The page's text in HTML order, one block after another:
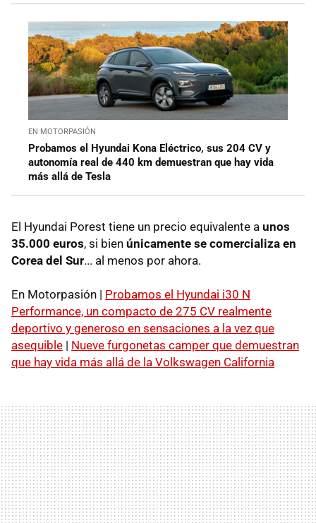
EN MOTORPASIÓN
Probamos el Hyundai Kona Eléctrico, sus 204 CV y
autonomía real de 440 km demuestran que hay vida
más allá de Tesla
El Hyundai Porest tiene un precio equivalente a unos
35.000 euros, si bien únicamente se comercializa en
Corea del Sur... al menos por ahora.
En Motorpasión | Probamos el Hyundai i30 N
Performance, un compacto de 275 CV realmente
deportivo y generoso en sensaciones a la vez que
asequible | Nueve furgonetas camper que demuestran
que hay vida más allá de la Volkswagen California